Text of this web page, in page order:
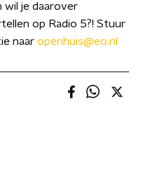
wil je daarover
op Radio 5?! Stuur
naar openhuis@eo.nl